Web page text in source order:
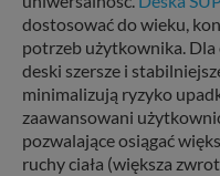
dostosować do wieku,
potrzeb użytkownika. Dla
deski szersze i
minimalizują ryzyko
zaawansowani
pozwalające osiągać
ruchy ciała (większa